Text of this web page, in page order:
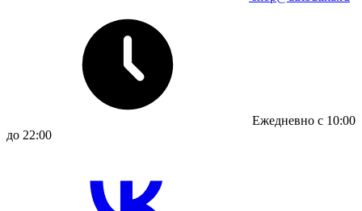
Ежедневно с 10:00
до 22:00